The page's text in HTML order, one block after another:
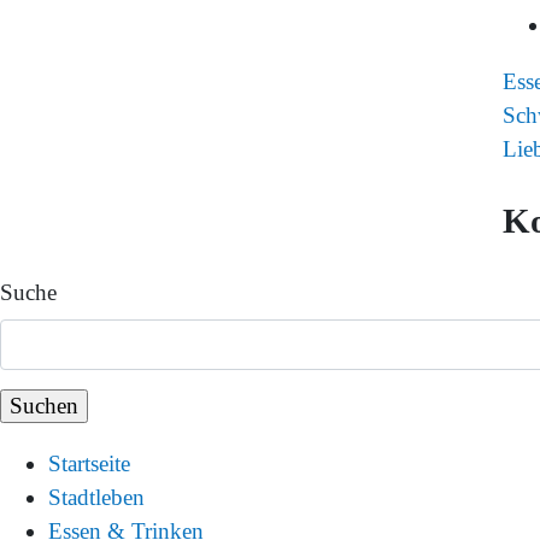
Suche
Startseite
Stadtleben
Essen & Trinken